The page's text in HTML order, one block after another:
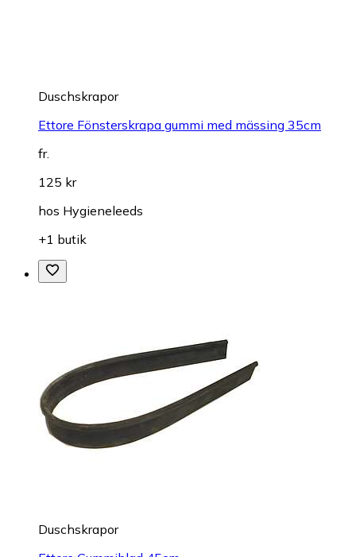
Duschskrapor
Ettore Fönsterskrapa gummi med mässing 35cm
fr.
125 kr
hos Hygieneleeds
+1 butik
Duschskrapor